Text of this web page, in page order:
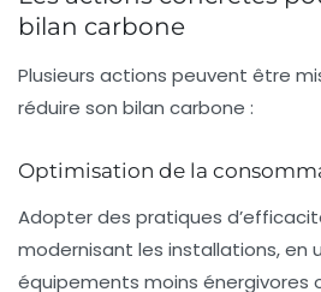
bilan carbone
Plusieurs actions peuvent être
réduire son bilan carbone :
Optimisation de la
Adopter des pratiques d’
modernisant les installations, en
équipements moins énergivores